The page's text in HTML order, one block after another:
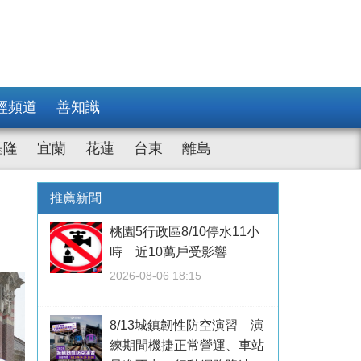
頻道 善知識
隆 宜蘭 花蓮 台東 離島
推薦新聞
桃園5行政區8/10停水11小
時 近10萬戶受影響
2026-08-06 18:15
8/13城鎮韌性防空演習 演
練期間機捷正常營運、車站